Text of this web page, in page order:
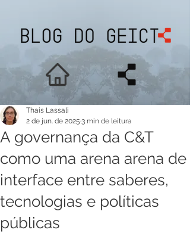
A governança da C&T
como uma arena arena de
interface entre saberes,
tecnologias e políticas
públicas
Thais Lassali
2 de jun. de 2025 3 min de leitura